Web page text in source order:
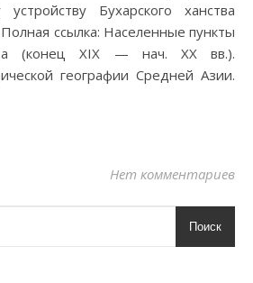
устройству Бухарского ханства
ссылка: Населенные пункты
(конец XIX — нач. XX вв.).
географии Средней Азии.
Нет комментариев
Поиск